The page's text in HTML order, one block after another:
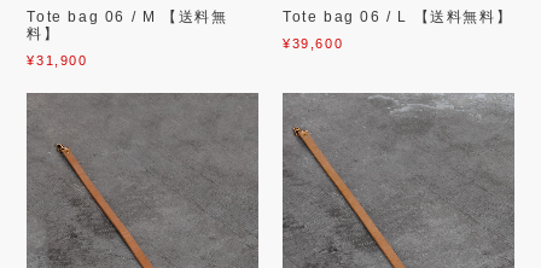
Tote bag 06 / M 【送料無
料】
¥31,900
Tote bag 06 / L 【送料無料】
¥39,600